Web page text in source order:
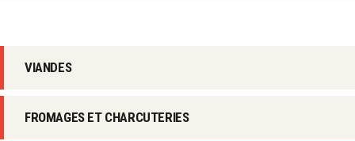
VIANDES
FROMAGES ET CHARCUTERIES